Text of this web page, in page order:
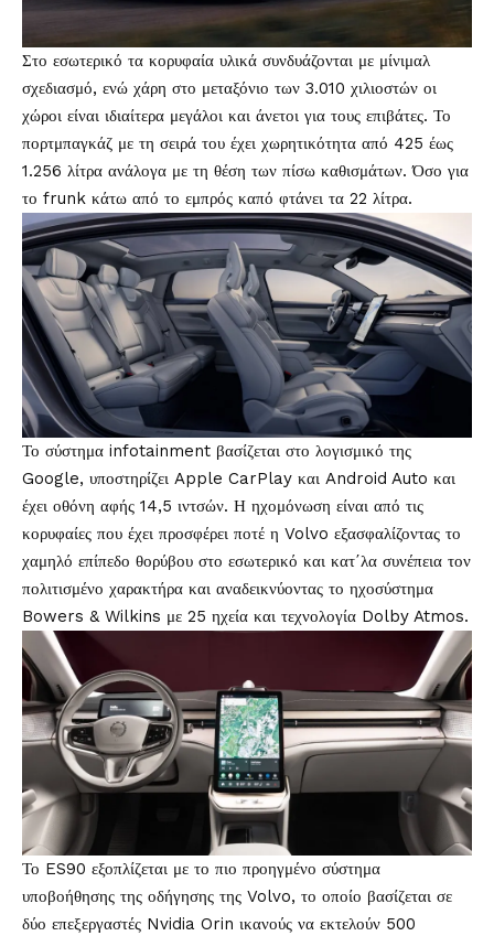
Στο εσωτερικό τα κορυφαία υλικά συνδυάζονται με μίνιμαλ
σχεδιασμό, ενώ χάρη στο μεταξόνιο των 3.010 χιλιοστών οι
χώροι είναι ιδιαίτερα μεγάλοι και άνετοι για τους επιβάτες. Το
πορτμπαγκάζ με τη σειρά του έχει χωρητικότητα από 425 έως
1.256 λίτρα ανάλογα με τη θέση των πίσω καθισμάτων. Όσο για
το frunk κάτω από το εμπρός καπό φτάνει τα 22 λίτρα.
Το σύστημα infotainment βασίζεται στο λογισμικό της
Google, υποστηρίζει Apple CarPlay και Android Auto και
έχει οθόνη αφής 14,5 ιντσών. Η ηχομόνωση είναι από τις
κορυφαίες που έχει προσφέρει ποτέ η Volvo εξασφαλίζοντας το
χαμηλό επίπεδο θορύβου στο εσωτερικό και κατ΄λα συνέπεια τον
πολιτισμένο χαρακτήρα και αναδεικνύοντας το ηχοσύστημα
Bowers & Wilkins με 25 ηχεία και τεχνολογία Dolby Atmos.
Το ES90 εξοπλίζεται με το πιο προηγμένο σύστημα
υποβοήθησης της οδήγησης της Volvo, το οποίο βασίζεται σε
δύο επεξεργαστές Nvidia Orin ικανούς να εκτελούν 500